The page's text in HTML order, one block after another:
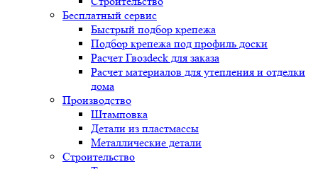
Бесплатный сервис
Быстрый подбор крепежа
Подбор крепежа под профиль доски
Расчет Гвозdeck для заказа
Расчет материалов для утепления и отделки
дома
Производство
Штамповка
Детали из пластмассы
Металлические детали
Строительство